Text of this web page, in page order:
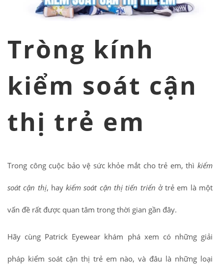
Tròng kính
kiểm soát cận
thị trẻ em
Trong công cuộc bảo vệ sức khỏe mắt cho trẻ em, thì kiểm
soát cận thị, haykiểm soát cận thị tiến triển ở trẻ em là một
vấn đề rất được quan tâm trong thời gian gần đây.
Hãy cùng Patrick Eyewear khám phá xem có những giải
pháp kiểm soát cận thị trẻ em nào, và đâu là những loại